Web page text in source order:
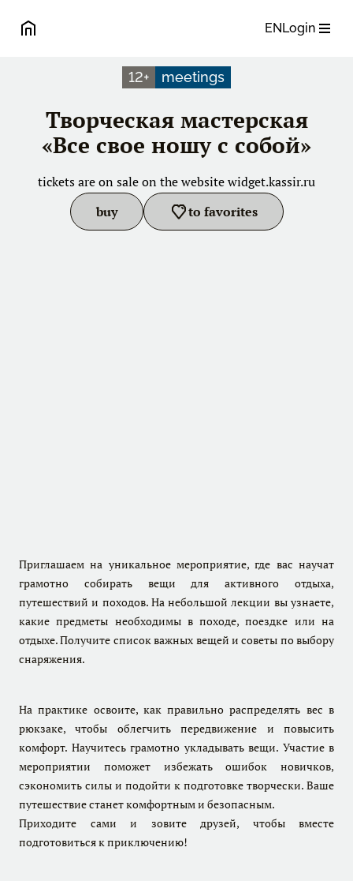
ENLogin
12+ meetings
Творческая мастерская
«Все свое ношу с собой»
tickets are on sale on the websitewidget.kassir.ru
buy
to favorites
Приглашаем на уникальное мероприятие, где вас научат
грамотно собирать вещи для активного отдыха,
путешествий и походов. На небольшой лекции вы узнаете,
какие предметы необходимы в походе, поездке или на
отдыхе. Получите список важных вещей и советы по выбору
снаряжения.
На практике освоите, как правильно распределять вес в
рюкзаке, чтобы облегчить передвижение и повысить
комфорт. Научитесь грамотно укладывать вещи. Участие в
мероприятии поможет избежать ошибок новичков,
сэкономить силы и подойти к подготовке творчески. Ваше
путешествие станет комфортным и безопасным.
Приходите сами и зовите друзей, чтобы вместе
подготовиться к приключению!